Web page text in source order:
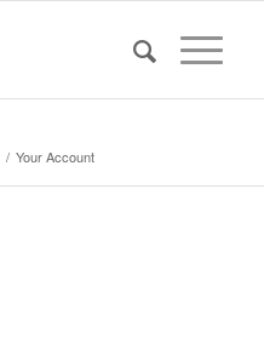
/ Your Account